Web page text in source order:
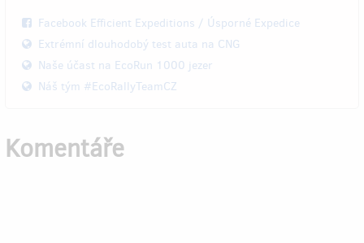
Facebook Efficient Expeditions / Úsporné Expedice
Extrémní dlouhodobý test auta na CNG
Naše účast na EcoRun 1000 jezer
Náš tým #EcoRallyTeamCZ
Komentáře